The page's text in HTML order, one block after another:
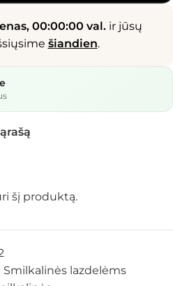
00:00:00 val.ir jūsų
šiandien.
šį produktą.
Smilkalinės lazdelėms